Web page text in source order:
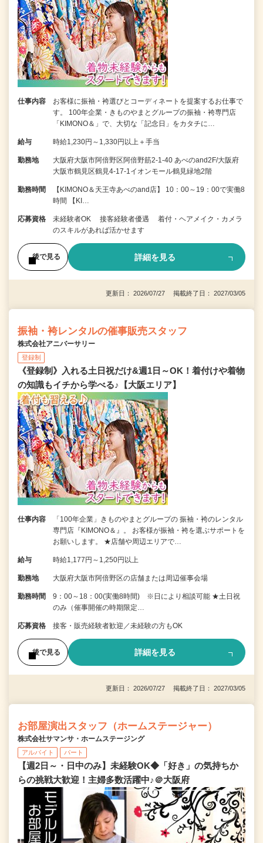
仕事内容
お客様に振袖・袴選びとコーディネートを提案するお仕事で
す。 100年企業・きものやまとグループの振袖・袴専門店
「KIMONO＆」で、大切な「記念日」をカタチに…
給与 時給1,230円～1,330円以上＋手当
勤務地
大阪府大阪市阿倍野区阿倍野筋2-1-40 あべのand2F/大阪府
大阪市鶴見区鶴見4-17-1イオンモール鶴見緑地2階
勤務時間
【KIMONO＆天王寺あべのand店】 10：00～19：00で実働8
時間 【KI…
応募資格
未経験者OK 接客経験者優遇 着付・ヘアメイク・カメラ
のスキルがあれば活かせます
後で見る 詳細を見る
更新日： 2026/07/27 掲載終了日： 2027/03/05
振袖・袴レンタルの催事販売スタッフ
株式会社アニバーサリー
登録制
《登録制》入れる土日祝だけ&週1日～OK！着付けや着物
の知識もイチから学べる♪【大阪エリア】
仕事内容
「100年企業」きものやまとグループの 振袖・袴のレンタル
専門店『KIMONO＆』。 お客様が振袖・袴を選ぶサポートを
お願いします。 ★店舗や周辺エリアで…
給与 時給1,177円～1,250円以上
勤務地 大阪府大阪市阿倍野区の店舗または周辺催事会場
勤務時間
9：00～18：00(実働8時間) ※日により相談可能 ★土日祝
のみ（催事開催の時期限定…
応募資格 接客・販売経験者歓迎／未経験の方もOK
後で見る 詳細を見る
更新日： 2026/07/27 掲載終了日： 2027/03/05
お部屋演出スタッフ（ホームステージャー）
株式会社サマンサ・ホームステージング
アルバイト パート
【週2日～・日中のみ】未経験OK◆「好き」の気持ちか
らの挑戦大歓迎！主婦多数活躍中♪＠大阪府